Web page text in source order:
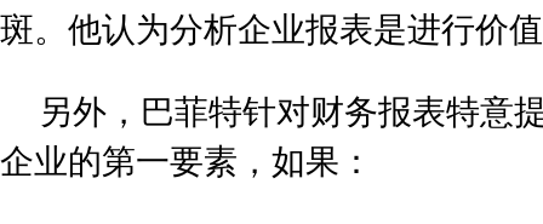
斑。他认为分析企业报表是进行价
另外，巴菲特针对财务报表特意
企业的第一要素，如果：